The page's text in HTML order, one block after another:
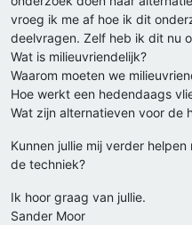
vroeg ik me af hoe ik dit
deelvragen. Zelf heb ik dit nu
Wat is milieuvriendelijk?
Waarom moeten we
Hoe werkt een hedendaags
Wat zijn alternatieven voor de
Kunnen jullie mij verder
de techniek?
Ik hoor graag van jullie.
Sander Moor